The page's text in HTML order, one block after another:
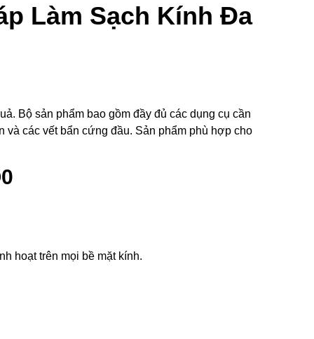
Làm Sạch Kính Đa
Bộ sản phẩm bao gồm đầy đủ các dụng cụ cần
và các vết bẩn cứng đầu. Sản phẩm phù hợp cho
hoạt trên mọi bề mặt kính.